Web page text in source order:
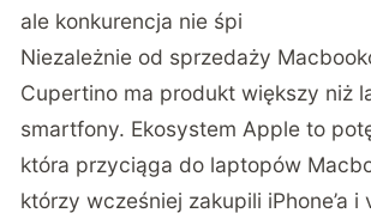
ale konkurencja nie śpi
Niezależnie od sprzedaży
Cupertino ma produkt większy niż
smartfony. Ekosystem Apple to
która przyciąga do laptopów
którzy wcześniej zakupili iPhone’a i